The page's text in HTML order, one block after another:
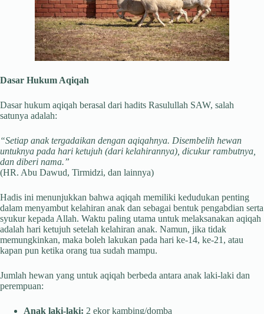
Dasar Hukum Aqiqah
Dasar hukum aqiqah berasal dari hadits Rasulullah SAW, salah
satunya adalah:
“Setiap anak tergadaikan dengan aqiqahnya. Disembelih hewan
untuknya pada hari ketujuh (dari kelahirannya), dicukur rambutnya,
dan diberi nama.”
(HR. Abu Dawud, Tirmidzi, dan lainnya)
Hadis ini menunjukkan bahwa aqiqah memiliki kedudukan penting
dalam menyambut kelahiran anak dan sebagai bentuk pengabdian serta
syukur kepada Allah. Waktu paling utama untuk melaksanakan aqiqah
adalah hari ketujuh setelah kelahiran anak. Namun, jika tidak
memungkinkan, maka boleh lakukan pada hari ke-14, ke-21, atau
kapan pun ketika orang tua sudah mampu.
Jumlah hewan yang untuk aqiqah berbeda antara anak laki-laki dan
perempuan:
Anak laki-laki: 2 ekor kambing/domba